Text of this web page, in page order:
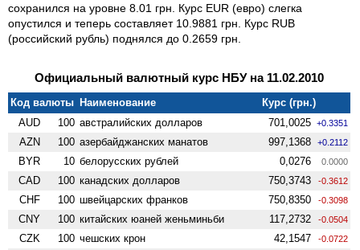
сохранился на уровне 8.01 грн. Курс EUR (евро) слегка
опустился и теперь составляет 10.9881 грн. Курс RUB
(российский рубль) поднялся до 0.2659 грн.
Официальный валютный курс НБУ на 11.02.2010
Код валюты Наименование
Курс (грн.)
AUD
100 австралийских долларов 701,0025 +0.3351
AZN 100 азербайджанских манатов 997,1368 +0.2112
BYR 10 белорусских рублей 0,0276 0.0000
CAD 100 канадских долларов 750,3743 -0.3612
CHF 100 швейцарских франков 750,8350 -0.3098
CNY 100 китайских юаней женьминьби 117,2732 -0.0504
CZK 100 чешских крон 42,1547 -0.0722